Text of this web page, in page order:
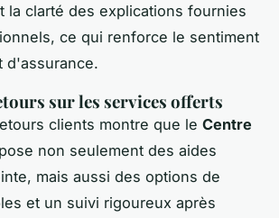
la clarté des explications fournies
ce qui renforce le sentiment
d'assurance.
sur les services offerts
clients montre que le Centre
non seulement des aides
mais aussi des options de
et un suivi rigoureux après